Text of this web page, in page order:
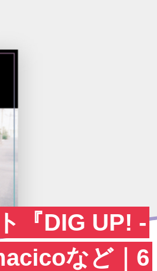
『DIG UP! -
など｜6